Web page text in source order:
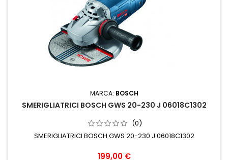
MARCA: BOSCH
SMERIGLIATRICI BOSCH GWS 20-230 J 06018C1302
(0)
SMERIGLIATRICI BOSCH GWS 20-230 J 06018C1302
Prezzo
199,00 €